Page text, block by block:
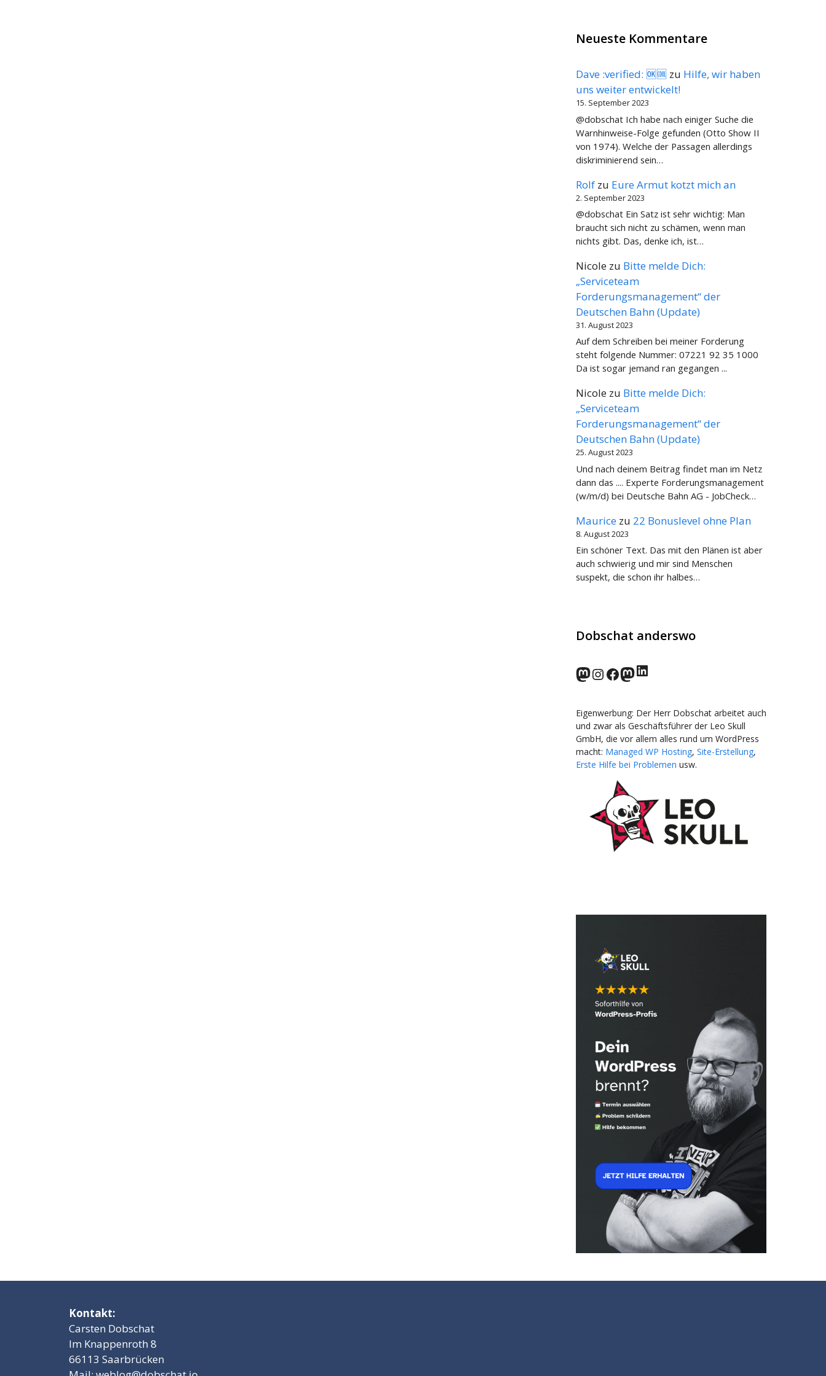
Neueste Kommentare
Dave :verified: 🆗🆒 zu Hilfe, wir haben
uns weiter entwickelt!
15. September 2023
@dobschat Ich habe nach einiger Suche die
Warnhinweise-Folge gefunden (Otto Show II
von 1974). Welche der Passagen allerdings
diskriminierend sein…
Rolf zu Eure Armut kotzt mich an
2. September 2023
@dobschat Ein Satz ist sehr wichtig: Man
braucht sich nicht zu schämen, wenn man
nichts gibt. Das, denke ich, ist…
Nicole zu Bitte melde Dich:
„Serviceteam
Forderungsmanagement“ der
Deutschen Bahn (Update)
31. August 2023
Auf dem Schreiben bei meiner Forderung
steht folgende Nummer: 07221 92 35 1000
Da ist sogar jemand ran gegangen ...
Nicole zu Bitte melde Dich:
„Serviceteam
Forderungsmanagement“ der
Deutschen Bahn (Update)
25. August 2023
Und nach deinem Beitrag findet man im Netz
dann das .... Experte Forderungsmanagement
(w/m/d) bei Deutsche Bahn AG - JobCheck…
Maurice zu 22 Bonuslevel ohne Plan
8. August 2023
Ein schöner Text. Das mit den Plänen ist aber
auch schwierig und mir sind Menschen
suspekt, die schon ihr halbes…
Dobschat anderswo
norden.social
Instagram
Facebook
wp-punks.social
LinkedIn
Eigenwerbung: Der Herr Dobschat arbeitet auch
und zwar als Geschäftsführer der Leo Skull
GmbH, die vor allem alles rund um WordPress
macht: Managed WP Hosting, Site-Erstellung,
Erste Hilfe bei Problemen usw.
Kontakt:
Carsten Dobschat
Im Knappenroth 8
66113 Saarbrücken